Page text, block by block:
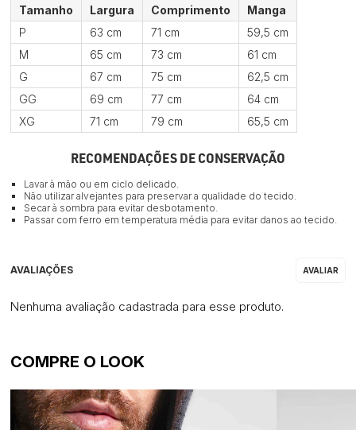
Tamanho Largura Comprimento
Manga
P
63 cm 71 cm
59,5 cm
M
65 cm 73 cm
61 cm
G
67 cm 75 cm
62,5 cm
GG
69 cm 77 cm
64 cm
XG
71 cm 79 cm 65,5 cm
RECOMENDAÇÕES DE CONSERVAÇÃO
Lavar à mão ou em ciclo delicado.
Não utilizar alvejantes para preservar a qualidade do tecido.
Secar à sombra para evitar desbotamento.
Passar com ferro em temperatura média para evitar danos ao tecido.
Nenhuma avaliação cadastrada para esse produto.
COMPRE O LOOK